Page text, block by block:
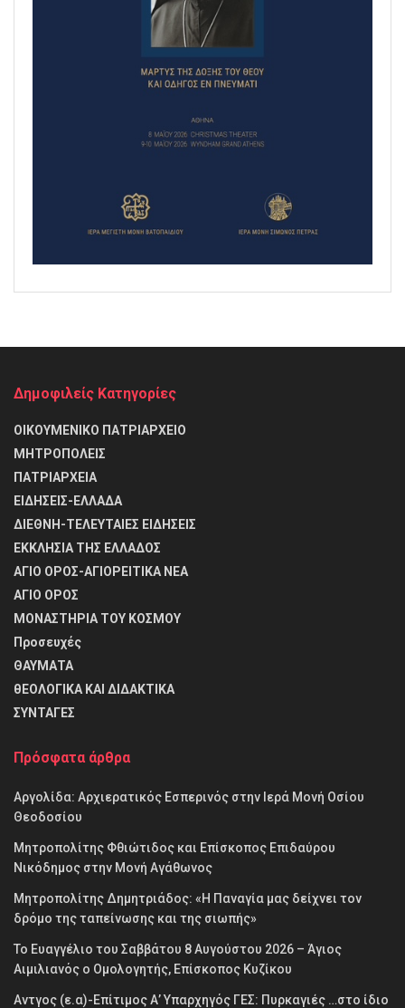
Δημοφιλείς Κατηγορίες
ΟΙΚΟΥΜΕΝΙΚΟ ΠΑΤΡΙΑΡΧΕΙΟ
ΜΗΤΡΟΠΟΛΕΙΣ
ΠΑΤΡΙΑΡΧΕΙΑ
ΕΙΔΗΣΕΙΣ-ΕΛΛΑΔΑ
ΔΙΕΘΝΗ-ΤΕΛΕΥΤΑΙΕΣ ΕΙΔΗΣΕΙΣ
ΕΚΚΛΗΣΙΑ ΤΗΣ ΕΛΛΑΔΟΣ
ΑΓΙΟ ΟΡΟΣ-ΑΓΙΟΡΕΙΤΙΚΑ ΝΕΑ
ΑΓΙΟ ΟΡΟΣ
ΜΟΝΑΣΤΗΡΙΑ ΤΟΥ ΚΟΣΜΟΥ
Προσευχές
ΘΑΥΜΑΤΑ
θΕΟΛΟΓΙΚΑ ΚΑΙ ΔΙΔΑΚΤΙΚΑ
ΣΥΝΤΑΓΕΣ
Πρόσφατα άρθρα
Αργολίδα: Αρχιερατικός Εσπερινός στην Ιερά Μονή Οσίου
Θεοδοσίου
Μητροπολίτης Φθιώτιδος και Επίσκοπος Επιδαύρου
Νικόδημος στην Μονή Αγάθωνος
Μητροπολίτης Δημητριάδος: «Η Παναγία μας δείχνει τον
δρόμο της ταπείνωσης και της σιωπής»
Το Ευαγγέλιο του Σαββάτου 8 Αυγούστου 2026 – Άγιος
Αιμιλιανός ο Ομολογητής, Επίσκοπος Κυζίκου
Αντγος (ε.α)-Επίτιμος Α’ Υπαρχηγός ΓΕΣ: Πυρκαγιές …στο ίδιο